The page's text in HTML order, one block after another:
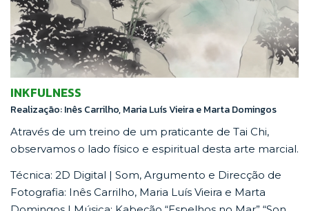
INKFULNESS
Realização: Inês Carrilho, Maria Luís Vieira e Marta Domingos
Através de um treino de um praticante de Tai Chi,
observamos o lado físico e espiritual desta arte marcial.
Técnica: 2D Digital | Som, Argumento e Direcção de
Fotografia: Inês Carrilho, Maria Luís Vieira e Marta